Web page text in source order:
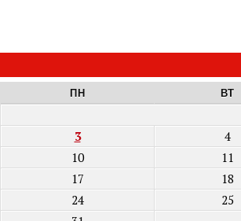
ПН ВТ
3
4
10
11
17
18
24
25